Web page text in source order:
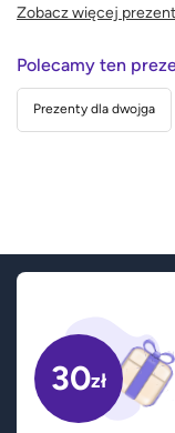
Zobacz więcej
Polecamy ten
Prezenty dla dwojga
30zł